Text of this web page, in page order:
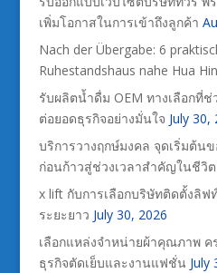
เพิ่มโอกาสในการเข้าถึงลูกค้า
Nach der Übergabe: 6
Ruhestandshaus nahe Hua Hin
รับผลิตน้ำดื่ม OEM ทางเลือกที่
ต่อยอดธุรกิจอย่างมั่นใจ July 30,
บริการวางฤกษ์มงคล จุดเริ่มต้น
ก่อนก้าวสู่ช่วงเวลาสำคัญในชีวิต
x lift กับการเลือกบริษัทติดตั้งลิฟ
ระยะยาว July 30, 2026
เลือกแหล่งจำหน่ายผ้าคุณภาพ ค
ธุรกิจตัดเย็บและงานแฟชั่น July